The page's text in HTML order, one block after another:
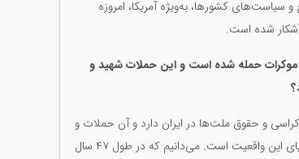
سیاست‌های کشورها، به‌ویژه آمریکا، امروزه
شده است.
به مقرهای حزب دموکرات حمله شده است و این حملات شهید و
و حقوق ملت‌ها در ایران دارد و آن حملات و
موشک‌باران‌های پایگاه‌ها و مقرهای احزاب، و حتی خانواده‌های این احزاب، گویای این واقعیت است. می‌دانیم که در طول ۴۷ سال